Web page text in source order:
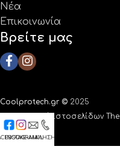
Νέα
Επικοινωνία
Βρείτε μας
Coolprotech.gr © 2025
Κατασκευή ιστοσελίδων The
Webians
INSTAGRAM
E-MAILΚΛΗΣΗ